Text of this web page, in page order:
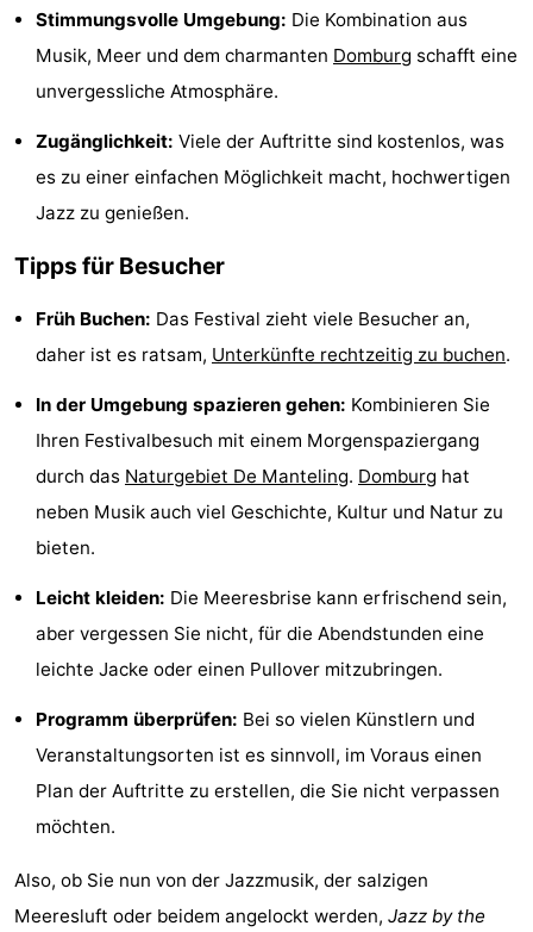
Schwimmbader
Reiten
Golfplatze
-
Sportangeln
Essen
trinken
Ausgehen
Ringstechen
Veranstaltungen
Praktisch
Forum
Fähre
Medizin
Stimmungsvolle Umgebung: Die Kombination aus
Musik, Meer und dem charmanten Domburg schafft eine
unvergessliche Atmosphäre.
Zugänglichkeit: Viele der Auftritte sind kostenlos, was
es zu einer einfachen Möglichkeit macht, hochwertigen
Jazz zu genießen.
Tipps für Besucher
Früh Buchen: Das Festival zieht viele Besucher an,
daher ist es ratsam, Unterkünfte rechtzeitig zu buchen.
In der Umgebung spazieren gehen: Kombinieren Sie
Ihren Festivalbesuch mit einem Morgenspaziergang
durch das Naturgebiet De Manteling. Domburg hat
neben Musik auch viel Geschichte, Kultur und Natur zu
bieten.
Leicht kleiden: Die Meeresbrise kann erfrischend sein,
aber vergessen Sie nicht, für die Abendstunden eine
leichte Jacke oder einen Pullover mitzubringen.
Programm überprüfen: Bei so vielen Künstlern und
Veranstaltungsorten ist es sinnvoll, im Voraus einen
Plan der Auftritte zu erstellen, die Sie nicht verpassen
möchten.
Also, ob Sie nun von der Jazzmusik, der salzigen
Meeresluft oder beidem angelockt werden, Jazz by the